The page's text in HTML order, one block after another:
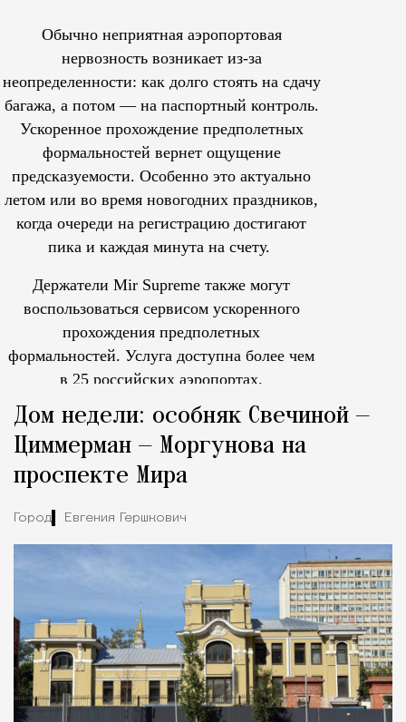
Обычно неприятная аэропортовая
нервозность возникает из-за
неопределенности: как долго стоять на сдачу
багажа, а потом — на паспортный контроль.
Ускоренное прохождение предполетных
формальностей вернет ощущение
предсказуемости. Особенно это актуально
летом или во время новогодних праздников,
когда очереди на регистрацию достигают
пика и каждая минута на счету.
Держатели Mir Supreme также могут
воспользоваться сервисом ускоренного
прохождения предполетных
формальностей. Услуга доступна более чем
в 25 российских аэропортах.
Дом недели: особняк Свечиной —
Циммерман — Моргунова на
проспекте Мира
Город Евгения Гершкович